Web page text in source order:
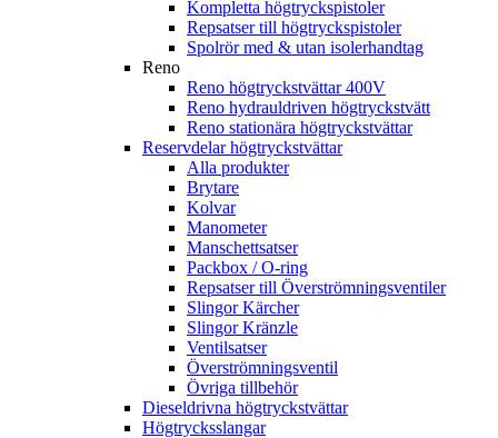
Kompletta högtryckspistoler
Repsatser till högtryckspistoler
Spolrör med & utan isolerhandtag
Reno
Reno högtryckstvättar 400V
Reno hydrauldriven högtryckstvätt
Reno stationära högtryckstvättar
Reservdelar högtryckstvättar
Alla produkter
Brytare
Kolvar
Manometer
Manschettsatser
Packbox / O-ring
Repsatser till Överströmningsventiler
Slingor Kärcher
Slingor Kränzle
Ventilsatser
Överströmningsventil
Övriga tillbehör
Dieseldrivna högtryckstvättar
Högtrycksslangar